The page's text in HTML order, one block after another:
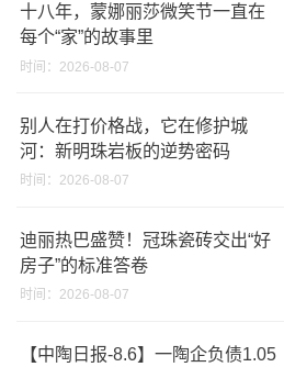
十八年，蒙娜丽莎微笑节一直在
每个“家”的故事里
时间：2026-08-07
别人在打价格战，它在修护城
河：新明珠岩板的逆势密码
时间：2026-08-07
迪丽热巴盛赞！冠珠瓷砖交出“好
房子”的标准答卷
时间：2026-08-07
【中陶日报-8.6】一陶企负债1.05